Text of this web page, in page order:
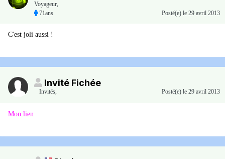
Voyageur,
71ans
Posté(e) le 29 avril 2013
C'est joli aussi !
Invité Fichée
Invités, Posté(e) le 29 avril 2013
Mon lien